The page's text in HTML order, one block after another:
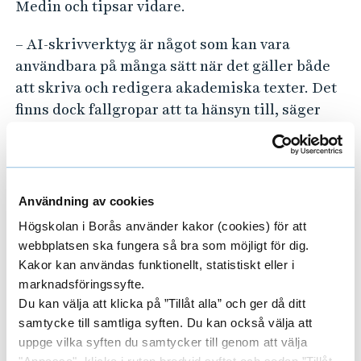
Användning av cookies
Högskolan i Borås använder kakor (cookies) för att
webbplatsen ska fungera så bra som möjligt för dig.
Kakor kan användas funktionellt, statistiskt eller i
marknadsföringssyfte.
Du kan välja att klicka på ”Tillåt alla” och ger då ditt
samtycke till samtliga syften. Du kan också välja att
uppge vilka syften du samtycker till genom att välja
Medin och tipsar vidare.
– AI-skrivverktyg är något som kan vara
användbara på många sätt när det gäller både
att skriva och redigera akademiska texter. Det
finns dock fallgropar att ta hänsyn till, säger
hon och hänvisar till mer läsning om detta på
gjort en webbsida med tips om AI-verktyg,
vägledning om informationssäkerhet, samt
information om riktlinjer från EU, finansiärer
och förlag, med mera, säger Eva Medin.
Det statliga ramavtalet ses
över